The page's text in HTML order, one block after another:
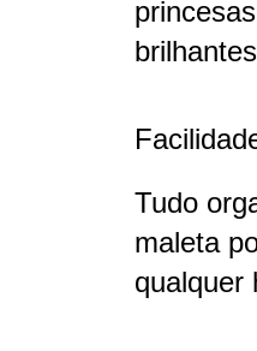
Tudo
maleta
qualquer